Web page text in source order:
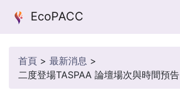
EcoPACC
首頁 > 最新消息 >
二度登場TASPAA 論壇場次與時間預告